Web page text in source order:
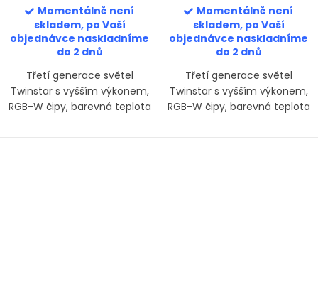
Momentálně není
skladem, po Vaší
objednávce naskladníme
do 2 dnů
Třetí generace světel
Twinstar s vyšším výkonem,
RGB-W čipy, barevná teplota
Momentálně není
skladem, po Vaší
objednávce naskladníme
do 2 dnů
Třetí generace světel
Twinstar s vyšším výkonem,
RGB-W čipy, barevná teplota